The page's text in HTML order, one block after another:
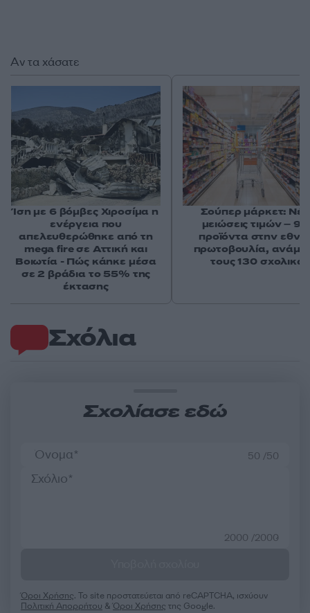
Σχόλια
Σχολίασε εδώ
50 /50
2000 /2000
Όροι Χρήσης. Το site προστατεύεται από reCAPTCHA, ισχύουν
Πολιτική Απορρήτου &Όροι Χρήσης της Google.
Αν τα χάσατε
Ίση με 6 βόμβες Χιροσίμα η
ενέργεια που
απελευθερώθηκε από τη
mega fire σε Αττική και
Βοιωτία - Πώς κάηκε μέσα
σε 2 βράδια το 55% της
έκτασης
Σούπερ μάρκετ:
μειώσεις τιμών –
προϊόντα στην
πρωτοβουλία,
τους 130 σχολικά